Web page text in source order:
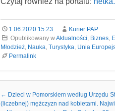
1.06.2020 15:23
Kurier PAP
Opublikowany wAktualności, Biznes,
Młodzież, Nauka, Turystyka, Unia
Permalink
Nawigacja we wpisach
← Dzieci w Pomorskiem według Urzędu
(liczebnej) mężczyzn nad kobietami.